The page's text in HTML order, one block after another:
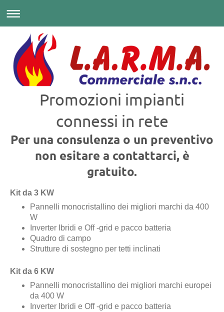
Promozioni impianti
connessi in rete
Per una consulenza o un preventivo
non esitare a contattarci, è
gratuito.
Kit da 3 KW
Pannelli monocristallino dei migliori marchi da 400
W
Inverter Ibridi e Off -grid e pacco batteria
Quadro di campo
Strutture di sostegno per tetti inclinati
Kit da 6 KW
Pannelli monocristallino dei migliori marchi europei
da 400 W
Inverter Ibridi e Off -grid e pacco batteria